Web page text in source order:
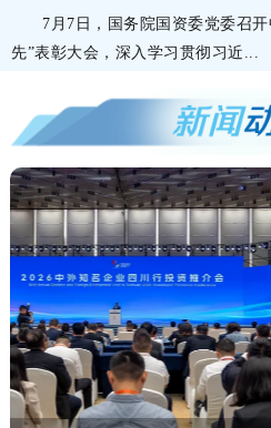
7月7日，国务院国资委党委召
先”表彰大会，深入学习贯彻习近...
中国三峡建工喜获国家科
奖1
国家科学技术奖励大会、两院
国代表大会7月8日上午在京召开。
刘祖雄讲授树立和践行正
课